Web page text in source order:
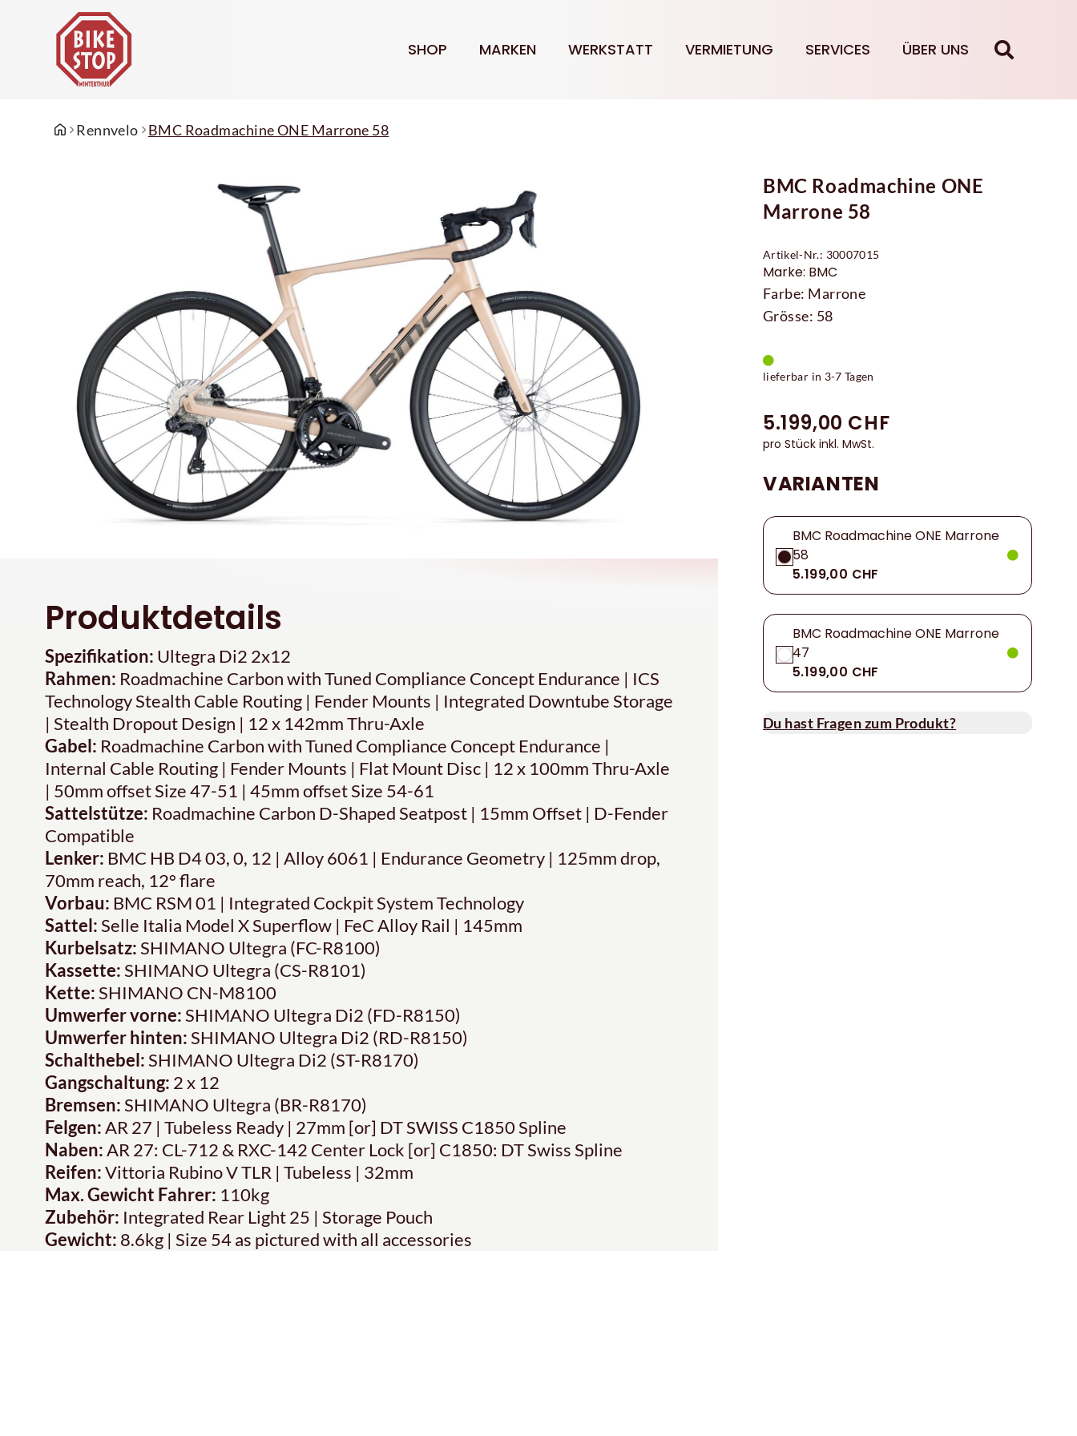
SHOP MARKEN WERKSTATT VERMIETUNG SERVICES ÜBER UNS
Rennvelo BMC Roadmachine ONE Marrone 58
Produktdetails
Spezifikation: Ultegra Di2 2x12
Rahmen: Roadmachine Carbon with Tuned Compliance Concept Endurance | ICS
Technology Stealth Cable Routing | Fender Mounts | Integrated Downtube Storage
| Stealth Dropout Design | 12 x 142mm Thru-Axle
Gabel: Roadmachine Carbon with Tuned Compliance Concept Endurance |
Internal Cable Routing | Fender Mounts | Flat Mount Disc | 12 x 100mm Thru-Axle
| 50mm offset Size 47-51 | 45mm offset Size 54-61
Sattelstütze: Roadmachine Carbon D-Shaped Seatpost | 15mm Offset | D-Fender
Compatible
Lenker: BMC HB D4 03, 0, 12 | Alloy 6061 | Endurance Geometry | 125mm drop,
70mm reach, 12° flare
Vorbau: BMC RSM 01 | Integrated Cockpit System Technology
Sattel:Selle Italia Model X Superflow | FeC Alloy Rail | 145mm
Kurbelsatz:SHIMANO Ultegra (FC-R8100)
Kassette:SHIMANO Ultegra (CS-R8101)
Kette:SHIMANO CN-M8100
Umwerfer vorne:SHIMANO Ultegra Di2 (FD-R8150)
Umwerfer hinten:SHIMANO Ultegra Di2 (RD-R8150)
Schalthebel:SHIMANO Ultegra Di2 (ST-R8170)
Gangschaltung: 2 x 12
Bremsen:SHIMANO Ultegra (BR-R8170)
Felgen:AR 27 | Tubeless Ready | 27mm [or] DT SWISS C1850 Spline
Naben:AR 27: CL-712 & RXC-142 Center Lock [or] C1850: DT Swiss Spline
Reifen:Vittoria Rubino V TLR | Tubeless | 32mm
Max. Gewicht Fahrer: 110kg
Zubehör: Integrated Rear Light 25 | Storage Pouch
Gewicht: 8.6kg | Size 54 as pictured with all accessories
BMC Roadmachine ONE
Marrone 58
Artikel-Nr.: 30007015
Marke: BMC
Farbe: Marrone
Grösse: 58
lieferbar in 3-7 Tagen
5.199,00 CHF
pro Stück inkl. MwSt.
VARIANTEN
BMC Roadmachine ONE Marrone
58
5.199,00 CHF
BMC Roadmachine ONE Marrone
47
5.199,00 CHF
Du hast Fragen zum Produkt?